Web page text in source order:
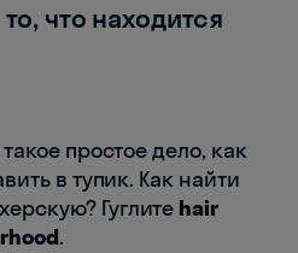
что находится
простое дело, как
в тупик. Как найти
Гуглите hair
.